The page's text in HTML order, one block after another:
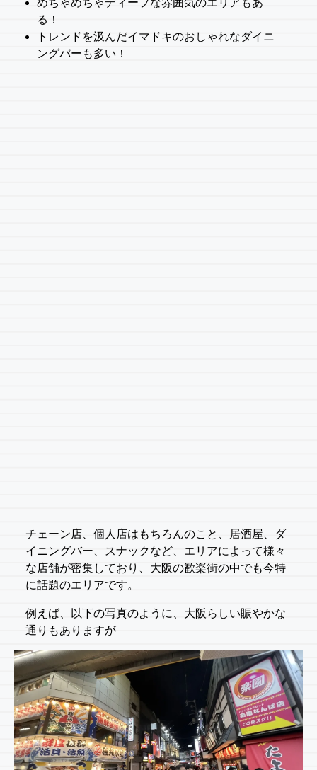
めちゃめちゃディープな雰囲気のエリアもあ
る！
トレンドを汲んだイマドキのおしゃれなダイニ
ングバーも多い！
チェーン店、個人店はもちろんのこと、居酒屋、ダ
イニングバー、スナックなど、エリアによって様々
な店舗が密集しており、大阪の歓楽街の中でも今特
に話題のエリアです。
例えば、以下の写真のように、大阪らしい賑やかな
通りもありますが